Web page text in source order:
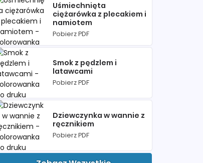
Uśmiechnięta
ciężarówka z plecakiem i
namiotem
Pobierz PDF
Smok z pędzlem i
latawcami
Pobierz PDF
Dziewczynka w wannie z
ręcznikiem
Pobierz PDF